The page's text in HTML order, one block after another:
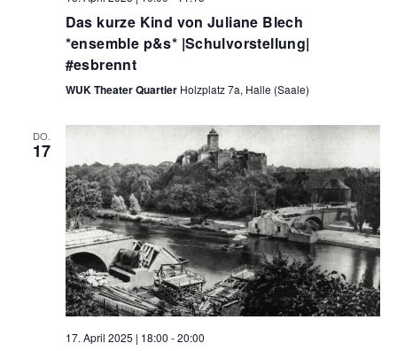
Das kurze Kind von Juliane Blech
*ensemble p&s* |Schulvorstellung|
#esbrennt
WUK Theater Quartier Holzplatz 7a, Halle (Saale)
DO.
17
17. April 2025 | 18:00 -20:00